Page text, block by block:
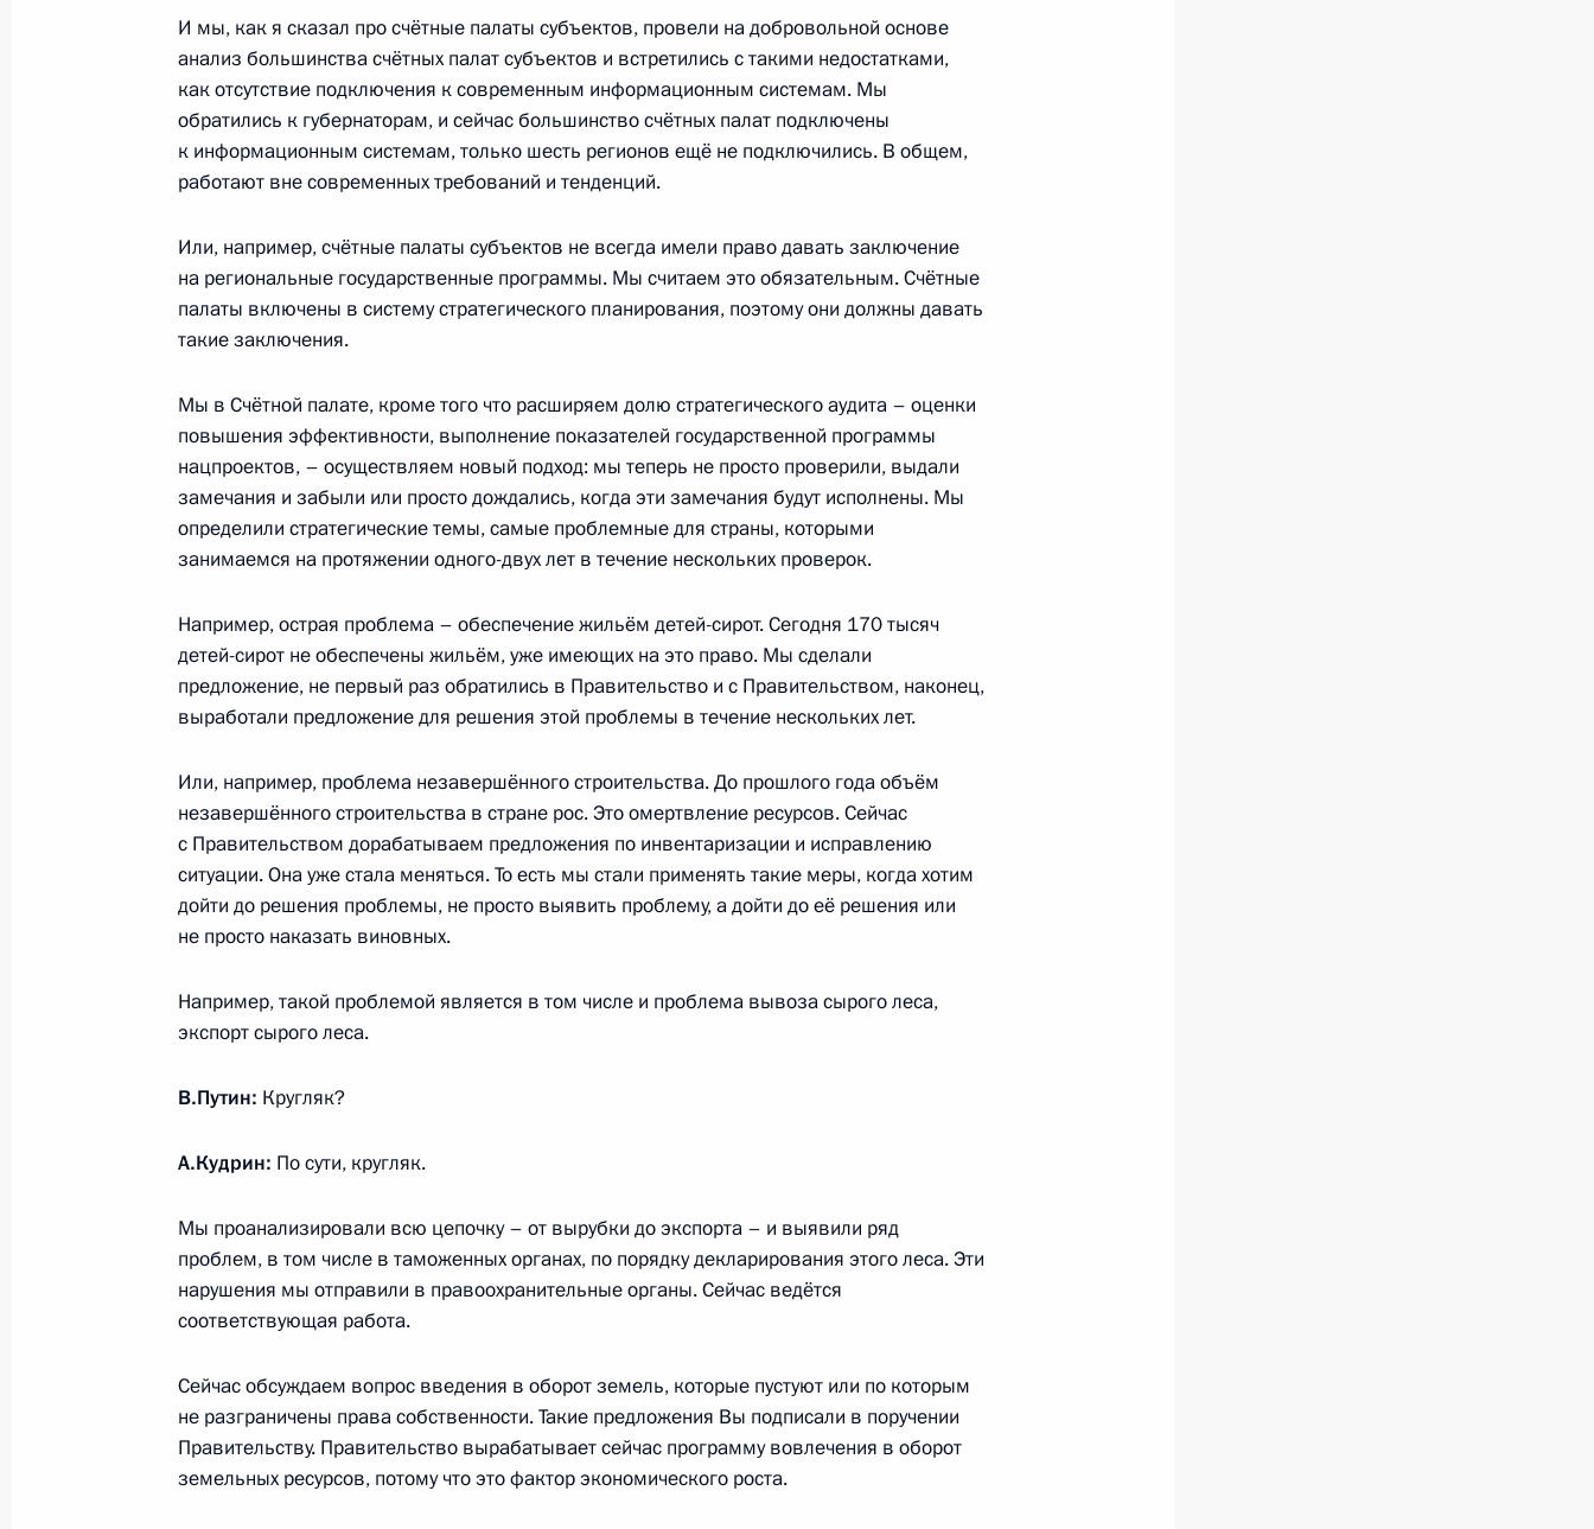
Встреча с инвесторами
11 марта 2020 года, 13:50
3 марта 2020 года, 14:55
Неверовым
Подписан указ о единовременной выплате некоторым
в Великой Отечественной войне
7 февраля 2020 года, 10:00
5 февраля Президент проведёт совещание с членами
Правительства
4 февраля 2020 года, 15:10
14 января 2020 года, 10:30
В Бюджетный кодекс добавлены главы о системе казначейских
28 декабря 2019 года, 20:20
Встреча с военнослужащими Военно-Морского Флота
И мы, как я сказал про счётные палаты субъектов, провели на добровольной основе
анализ большинства счётных палат субъектов и встретились с такими недостатками,
как отсутствие подключения к современным информационным системам. Мы
обратились к губернаторам, и сейчас большинство счётных палат подключены
к информационным системам, только шесть регионов ещё не подключились. В общем,
работают вне современных требований и тенденций.
Или, например, счётные палаты субъектов не всегда имели право давать заключение
на региональные государственные программы. Мы считаем это обязательным. Счётные
палаты включены в систему стратегического планирования, поэтому они должны давать
такие заключения.
Мы в Счётной палате, кроме того что расширяем долю стратегического аудита – оценки
повышения эффективности, выполнение показателей государственной программы
нацпроектов, – осуществляем новый подход: мы теперь не просто проверили, выдали
замечания и забыли или просто дождались, когда эти замечания будут исполнены. Мы
определили стратегические темы, самые проблемные для страны, которыми
занимаемся на протяжении одного-двух лет в течение нескольких проверок.
Например, острая проблема – обеспечение жильём детей-сирот. Сегодня 170 тысяч
детей-сирот не обеспечены жильём, уже имеющих на это право. Мы сделали
предложение, не первый раз обратились в Правительство и с Правительством, наконец,
выработали предложение для решения этой проблемы в течение нескольких лет.
Или, например, проблема незавершённого строительства. До прошлого года объём
незавершённого строительства в стране рос. Это омертвление ресурсов. Сейчас
с Правительством дорабатываем предложения по инвентаризации и исправлению
ситуации. Она уже стала меняться. То есть мы стали применять такие меры, когда хотим
дойти до решения проблемы, не просто выявить проблему, а дойти до её решения или
не просто наказать виновных.
Например, такой проблемой является в том числе и проблема вывоза сырого леса,
экспорт сырого леса.
В.Путин: Кругляк?
А.Кудрин: По сути, кругляк.
Мы проанализировали всю цепочку – от вырубки до экспорта – и выявили ряд
проблем, в том числе в таможенных органах, по порядку декларирования этого леса. Эти
нарушения мы отправили в правоохранительные органы. Сейчас ведётся
соответствующая работа.
Сейчас обсуждаем вопрос введения в оборот земель, которые пустуют или по которым
не разграничены права собственности. Такие предложения Вы подписали в поручении
Правительству. Правительство вырабатывает сейчас программу вовлечения в оборот
земельных ресурсов, потому что это фактор экономического роста.